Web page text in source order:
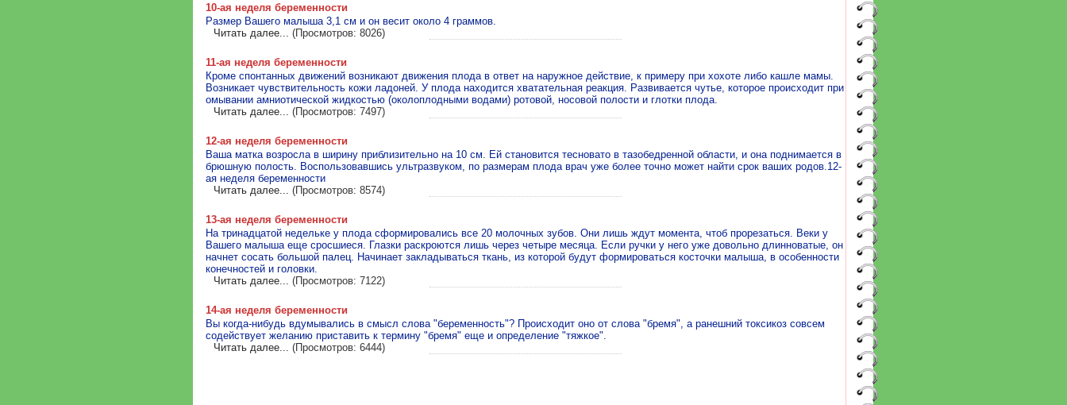
10-ая неделя беременности
Размер Вашего малыша 3,1 см и он весит около 4 граммов.
Читать далее...
(Просмотров: 8026)
11-ая неделя беременности
Кроме спонтанных движений возникают движения плода в ответ на наружное действие, к примеру при хохоте либо кашле мамы.
Возникает чувствительность кожи ладоней. У плода находится хватательная реакция. Развивается чутье, которое происходит при
омывании амниотической жидкостью (околоплодными водами) ротовой, носовой полости и глотки плода.
Читать далее...
(Просмотров: 7497)
12-ая неделя беременности
Ваша матка возросла в ширину приблизительно на 10 см. Ей становится тесновато в тазобедренной области, и она поднимается в
брюшную полость. Воспользовавшись ультразвуком, по размерам плода врач уже более точно может найти срок ваших родов.12-
ая неделя беременности
Читать далее...
(Просмотров: 8574)
13-ая неделя беременности
На тринадцатой недельке у плода сформировались все 20 молочных зубов. Они лишь ждут момента, чтоб прорезаться. Веки у
Вашего малыша еще сросшиеся. Глазки раскроются лишь через четыре месяца. Если ручки у него уже довольно длинноватые, он
начнет сосать большой палец. Начинает закладываться ткань, из которой будут формироваться косточки малыша, в особенности
конечностей и головки.
Читать далее...
(Просмотров: 7122)
14-ая неделя беременности
Вы когда-нибудь вдумывались в смысл слова "беременность"? Происходит оно от слова "бремя", а ранешний токсикоз совсем
содействует желанию приставить к термину "бремя" еще и определение "тяжкое".
Читать далее...
(Просмотров: 6444)